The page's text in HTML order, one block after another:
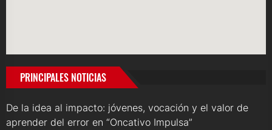
PRINCIPALES NOTICIAS
De la idea al impacto: jóvenes, vocación y el valor de
aprender del error en “Oncativo Impulsa”